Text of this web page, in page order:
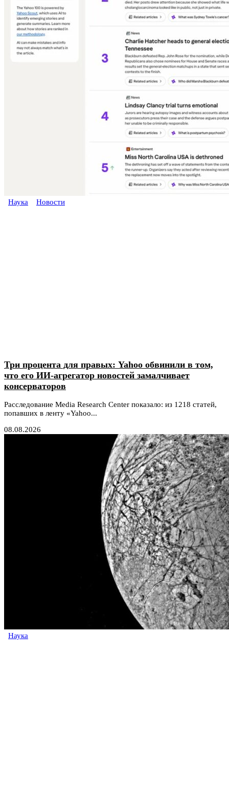
Наука Новости
Три процента для правых: Yahoo обвинили в том,
что его ИИ-агрегатор новостей замалчивает
консерваторов
Расследование Media Research Center показало: из 1218 статей,
попавших в ленту «Yahoo...
08.08.2026
Наука